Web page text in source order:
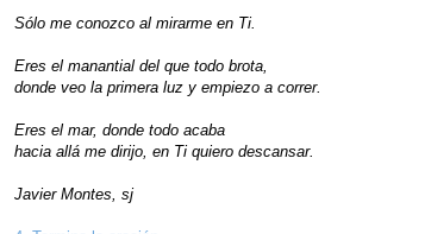
Sólo me conozco al mirarme en Ti.
Eres el manantial del que todo brota,
donde veo la primera luz y empiezo a correr.
Eres el mar, donde todo acaba
hacia allá me dirijo, en Ti quiero descansar.
Javier Montes, sj